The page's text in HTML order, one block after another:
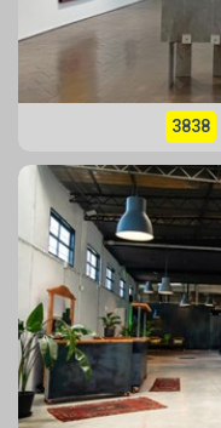
3838